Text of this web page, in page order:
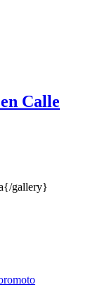
Calle
gallery}